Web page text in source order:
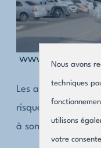
Nous avons
techniques
utilisons
votre
Les accidents du
risques
à son poste de